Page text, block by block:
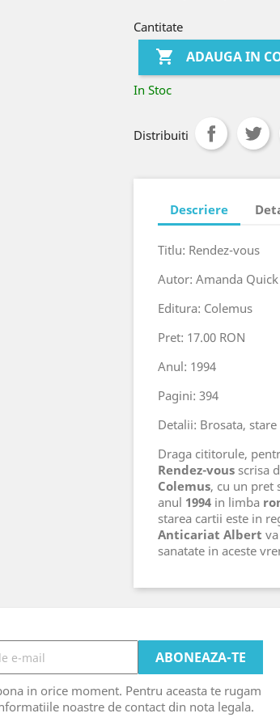
Cantitate
 ADAUGA IN
In Stoc
Distribuiti
Descriere
Titlu: Rendez-vous
Autor: Amanda Quick
Editura: Colemus
Pret: 17.00 RON
Anul: 1994
Pagini: 394
Detalii: Brosata,
Draga cititorule,
Rendez-vous scrisa
Colemus, cu un pret
anul 1994 in limba
starea cartii este in
Anticariat Albert
sanatate in aceste
in orice moment. Pentru aceasta te rugam
noastre de contact din nota legala.